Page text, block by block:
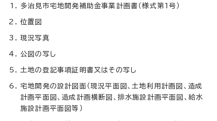
多治見市宅地開発補助金事業計画書（様式第1号）
位置図
現況写真
公図の写し
土地の登記事項証明書又はその写し
宅地開発の設計図面（現況平面図、土地利用計画図、造成
計画平面図、造成計画横断図、排水施設計画平面図、給水
施設計画平面図等）